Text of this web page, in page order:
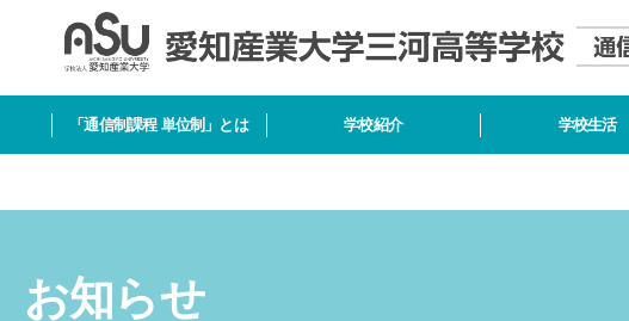
「通信制課程 単位制」とは 学校紹介 学校生活
お知らせ